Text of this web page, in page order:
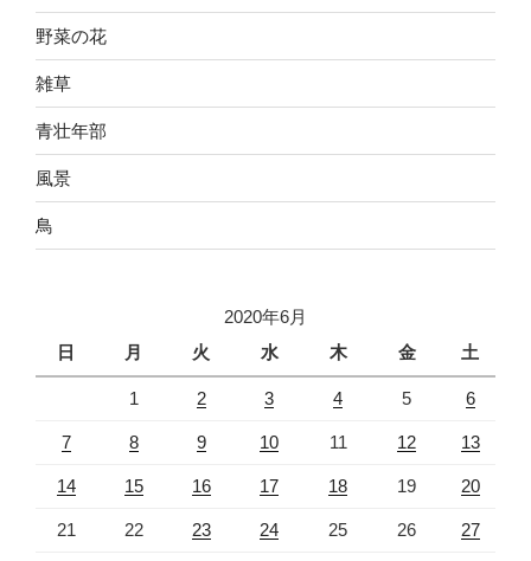
野菜の花
雑草
青壮年部
風景
鳥
2020年6月
日
月 火 水 木 金 土
1 2 3 4 5 6
7 8 9 10 11 12 13
14 15 16 17 18 19 20
21 22 23 24 25 26 27